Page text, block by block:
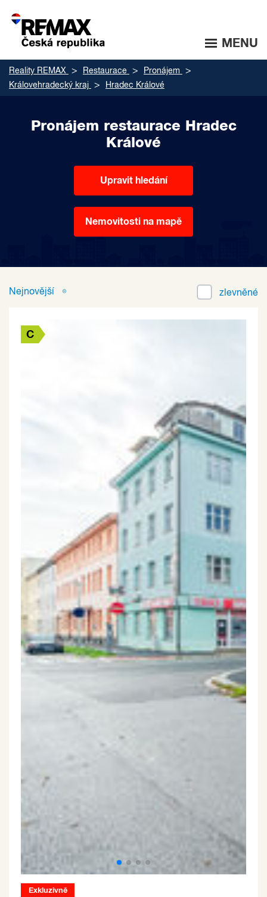
MENU
Reality REMAX Restaurace
Pronájem
Královehradecký kraj
Hradec Králové
Pronájem restaurace Hradec
Králové
Upravit hledání
Nemovitosti na mapě
Nejnovější zlevněné
C
Exkluzivně